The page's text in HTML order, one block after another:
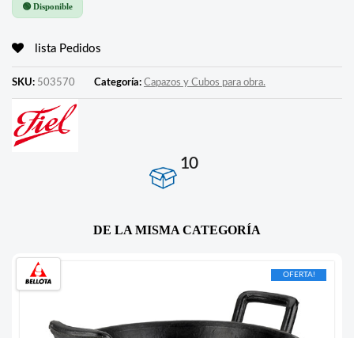
🟢 Disponible
lista Pedidos
SKU: 503570 Categoría: Capazos y Cubos para obra.
10
DE LA MISMA CATEGORÍA
OFERTA!